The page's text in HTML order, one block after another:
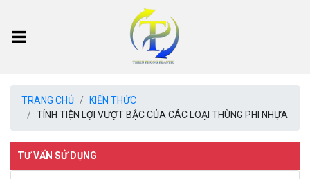
TRANG CHỦ
KIẾN THỨC
TÍNH TIỆN LỢI VƯỢT BẬC CỦA CÁC LOẠI THÙNG PHI NHỰA
TƯ VẤN SỬ DỤNG